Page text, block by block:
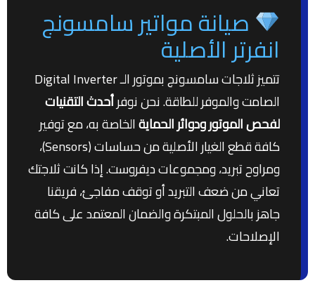
صيانة مواتير سامسونج
انفرتر الأصلية
تتميز ثلاجات سامسونج بموتور الـ Digital Inverter
الصامت والموفر للطاقة. نحن نوفرأحدث التقنيات
لفحص الموتور ودوائر الحمايةالخاصة به، مع توفير
كافة قطع الغيار الأصلية من حساسات (Sensors)،
ومراوح تبريد، ومجموعات ديفروست. إذا كانت ثلاجتك
تعاني من ضعف التبريد أو توقف مفاجئ، فريقنا
جاهز بالحلول المبتكرة والضمان المعتمد على كافة
الإصلاحات.